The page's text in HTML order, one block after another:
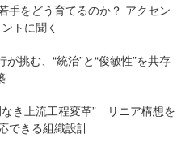
手をどう育てるのか？ アクセン
トに聞く
挑む、“統治”と“俊敏性”を共存
き上流工程変革” リニア構想を
できる組織設計